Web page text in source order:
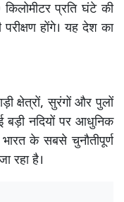
प्रति घंटे की
होंगे। यह देश का
क्षेत्रों, सुरंगों और पुलों
बड़ी नदियों पर आधुनिक
के सबसे चुनौतीपूर्ण
रहा है।